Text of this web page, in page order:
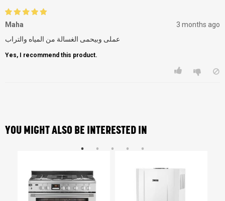
Maha
3 months ago
عملى وبيحمى الغسالة من المياه والتراب
Yes, I recommend this product.
YOU MIGHT ALSO BE INTERESTED IN